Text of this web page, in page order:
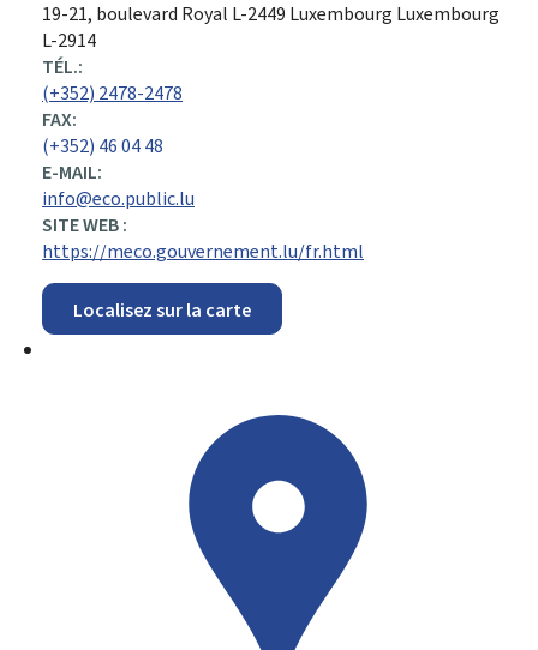
ADRESSE
:
19-21, boulevard Royal L-2449 Luxembourg Luxembourg
L-2914
TÉL.:
(+352) 2478-2478
FAX:
(+352) 46 04 48
E-MAIL:
info@eco.public.lu
SITE WEB :
https://meco.gouvernement.lu/fr.html
Localisez sur la carte